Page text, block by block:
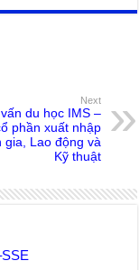
Next
du học IMS –
phần xuất nhập
gia, Lao động và
Kỹ thuật